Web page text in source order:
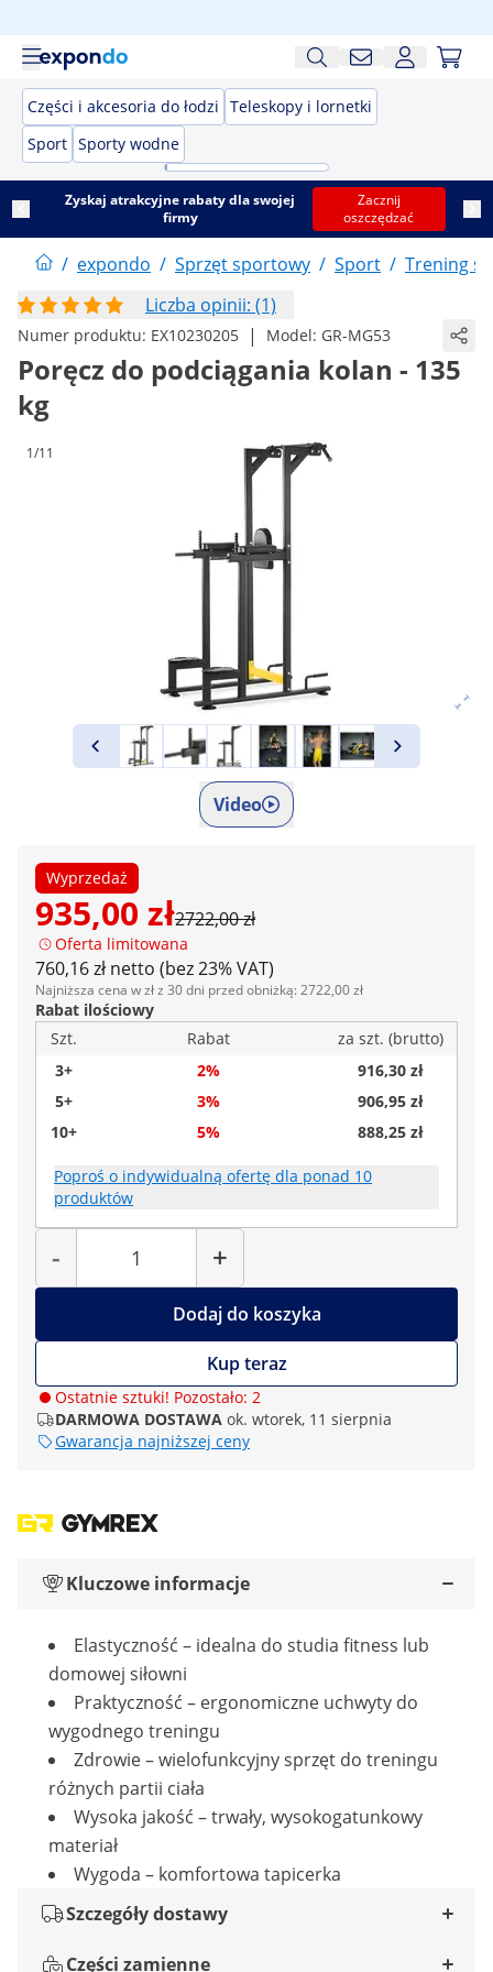
Części i akcesoria do łodzi Teleskopy i lornetki
Sport Sporty wodne
Zyskaj atrakcyjne rabaty dla swojej
firmy
Zacznij
oszczędzać
/ expondo / Sprzęt sportowy / Sport / Trening
Liczba opinii: (1)
Numer produktu: EX10230205 | Model: GR-MG53
Poręcz do podciągania kolan - 135
kg
1/11
Video
Wyprzedaż
935,00 zł2722,00 zł
Oferta limitowana
760,16 zł netto (bez 23% VAT)
Najniższa cena w zł z 30 dni przed obniżką: 2722,00 zł
Rabat ilościowy
Szt.
Rabat
za szt. (brutto)
3+
2%
916,30 zł
5+
3%
906,95 zł
10+
5% 888,25 zł
Poproś o indywidualną ofertę dla ponad 10
produktów
-
Liczba
+
Dodaj do koszyka
Kup teraz
Ostatnie sztuki! Pozostało: 2
DARMOWA DOSTAWA ok. wtorek, 11 sierpnia
Gwarancja najniższej ceny
Kluczowe informacje
Elastyczność – idealna do studia fitness lub
domowej siłowni
Praktyczność – ergonomiczne uchwyty do
wygodnego treningu
Zdrowie – wielofunkcyjny sprzęt do treningu
różnych partii ciała
Wysoka jakość – trwały, wysokogatunkowy
materiał
Wygoda – komfortowa tapicerka
Szczegóły dostawy
Części zamienne